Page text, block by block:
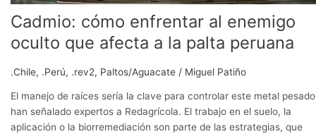
Cadmio: cómo enfrentar al enemigo
oculto que afecta a la palta peruana
.Chile, .Perú, .rev2, Paltos/Aguacate / Miguel Patiño
El manejo de raíces sería la clave para controlar este metal
han señalado expertos a Redagrícola. El trabajo en el suelo, la
aplicación o la biorremediación son parte de las estrategias, que